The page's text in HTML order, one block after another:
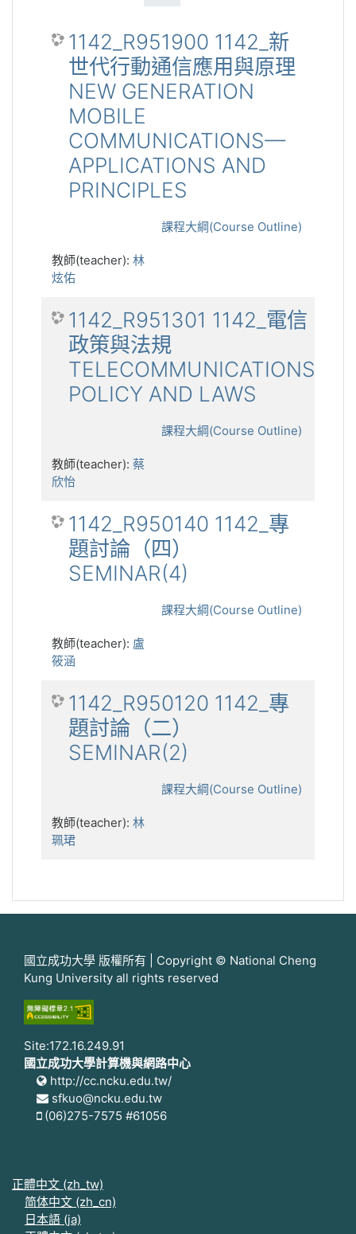
1142_R951900 1142_新
世代行動通信應用與原理
NEW GENERATION
MOBILE
COMMUNICATIONS—
APPLICATIONS AND
PRINCIPLES
課程大綱(Course Outline)
教師(teacher): 林
炫佑
1142_R951301 1142_電信
政策與法規
TELECOMMUNICATIONS
POLICY AND LAWS
課程大綱(Course Outline)
教師(teacher): 蔡
欣怡
1142_R950140 1142_專
題討論（四）
SEMINAR(4)
課程大綱(Course Outline)
教師(teacher): 盧
筱涵
1142_R950120 1142_專
題討論（二）
SEMINAR(2)
課程大綱(Course Outline)
教師(teacher): 林
珮珺
國立成功大學 版權所有 | Copyright © National Cheng
Kung University all rights reserved
Site:172.16.249.91
國立成功大學計算機與網路中心
http://cc.ncku.edu.tw/
sfkuo@ncku.edu.tw
(06)275-7575 #61056
正體中文 ‎(zh_tw)‎
简体中文 ‎(zh_cn)‎
日本語 ‎(ja)‎